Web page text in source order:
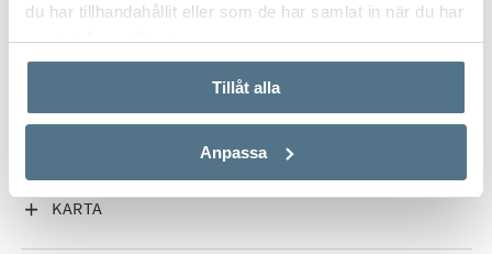
du har tillhandahållit eller som de har samlat in när du har
använt deras tjänster.
Tillåt alla
Anpassa
FAKTA OM BOSTADEN
VISA INNEHÅLL
OM KUNGSHOLMEN
VISA INNEHÅLL
KARTA
VISA INNEHÅLL